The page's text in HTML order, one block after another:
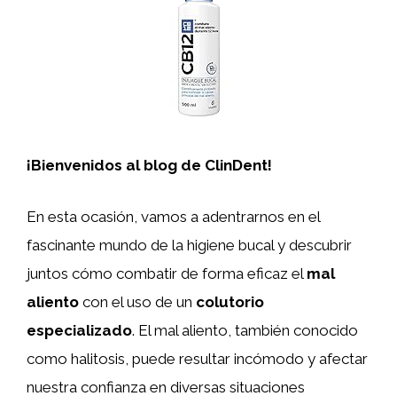
¡Bienvenidos al blog de ClinDent!
En esta ocasión, vamos a adentrarnos en el
fascinante mundo de la higiene bucal y descubrir
juntos cómo combatir de forma eficaz el mal
aliento con el uso de un colutorio
especializado. El mal aliento, también conocido
como halitosis, puede resultar incómodo y afectar
nuestra confianza en diversas situaciones